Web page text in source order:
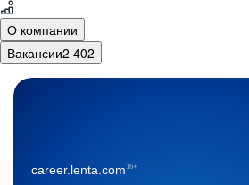
О компании
Вакансии2 402
career.lenta.com16+